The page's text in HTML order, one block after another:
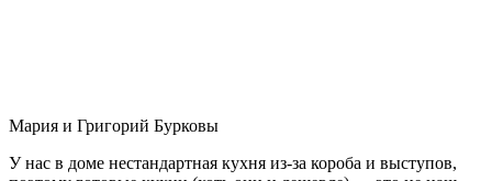
Мария и Григорий Бурковы
У нас в доме нестандартная кухня из-за короба и выступов,